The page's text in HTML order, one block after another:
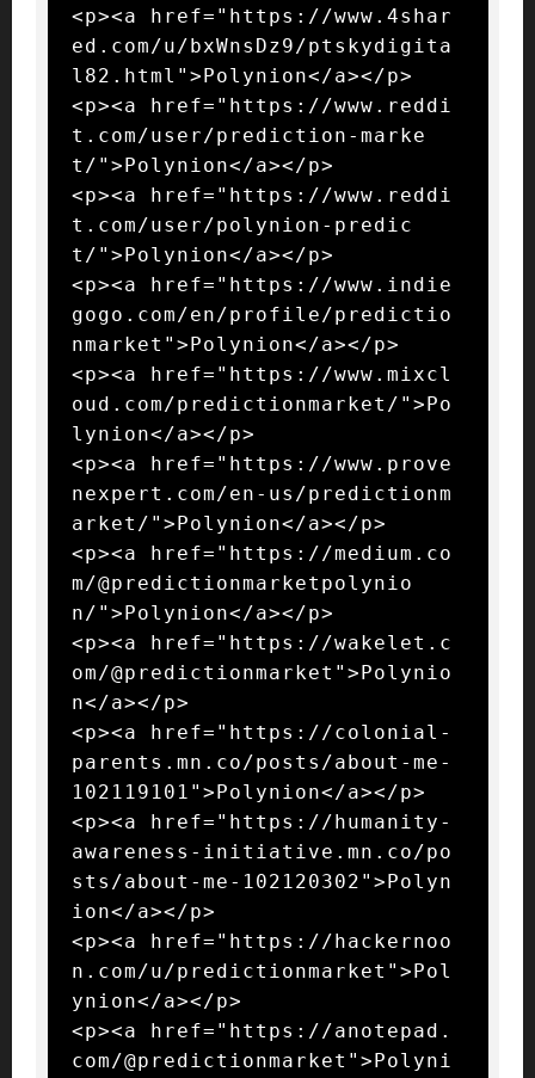
<p><a href="https://www.4shar
ed.com/u/bxWnsDz9/ptskydigita
l82.html">Polynion</a></p>
<p><a href="https://www.reddi
t.com/user/prediction-marke
t/">Polynion</a></p>
<p><a href="https://www.reddi
t.com/user/polynion-predic
t/">Polynion</a></p>
<p><a href="https://www.indie
gogo.com/en/profile/predictio
nmarket">Polynion</a></p>
<p><a href="https://www.mixcl
oud.com/predictionmarket/">Po
lynion</a></p>
<p><a href="https://www.prove
nexpert.com/en-us/predictionm
arket/">Polynion</a></p>
<p><a href="https://medium.co
m/@predictionmarketpolynio
n/">Polynion</a></p>
<p><a href="https://wakelet.c
om/@predictionmarket">Polynio
n</a></p>
<p><a href="https://colonial-
parents.mn.co/posts/about-me-
102119101">Polynion</a></p>
<p><a href="https://humanity-
awareness-initiative.mn.co/po
sts/about-me-102120302">Polyn
ion</a></p>
<p><a href="https://hackernoo
n.com/u/predictionmarket">Pol
ynion</a></p>
<p><a href="https://anotepad.
com/@predictionmarket">Polyni